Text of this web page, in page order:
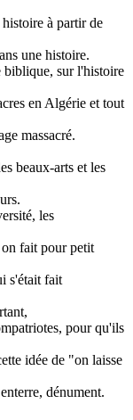
à partir de
une histoire.
biblique, sur l'histoire
en Algérie et tout
massacré.
beaux-arts et les
les
fait pour petit
s'était fait
pour qu'ils
idée de "on laisse
dénument.